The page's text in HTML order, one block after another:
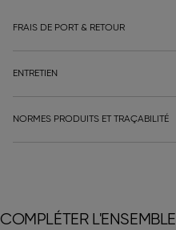
FRAIS DE PORT & RETOUR
ENTRETIEN
NORMES PRODUITS ET TRAÇABILITÉ
COMPLÉTER L'ENSEMBLE